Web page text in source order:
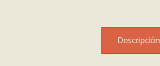
Descripción